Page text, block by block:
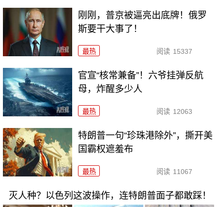
刚刚，普京被逼亮出底牌！俄罗
斯要干大事了！
最热 阅读 15337
官宣“核常兼备”！六爷挂弹反航
母，炸醒多少人
最热 阅读 12063
特朗普一句“珍珠港除外”，撕开美
国霸权遮羞布
最热 阅读 11067
灭人种？以色列这波操作，连特朗普面子都敢踩！